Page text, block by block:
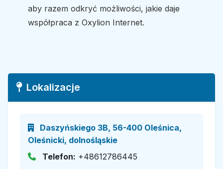
aby razem odkryć możliwości, jakie daje
współpraca z Oxylion Internet.
Lokalizacje
Daszyńskiego 3B, 56-400 Oleśnica,
Oleśnicki, dolnośląskie
Telefon: +48612786445